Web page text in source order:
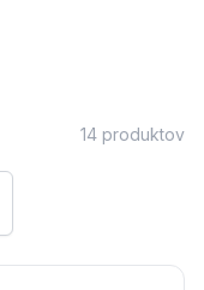
14 produktov